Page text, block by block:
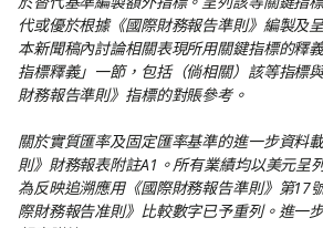
代或優於根據《國際財務報告準則》編製及
本新聞稿內討論相關表現所用關鍵指標的釋
指標釋義」一節，包括（倘相關）該等指標
財務報告準則》指標的對賬參考。
關於實質匯率及固定匯率基準的進一步資料
則》財務報表附註A1。所有業績均以美元呈
為反映追溯應用《國際財務報告準則》第17
際財務報告准則》比較數字已予重列。進一